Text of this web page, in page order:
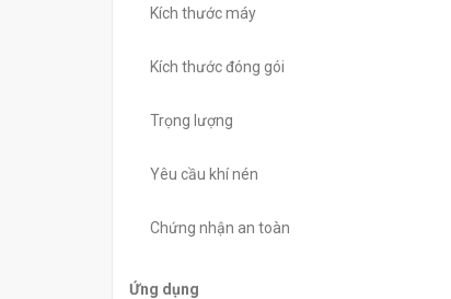
Kích thước máy
Kích thước đóng gói
Trọng lượng
Yêu cầu khí nén
Chứng nhận an toàn
Ứng dụng